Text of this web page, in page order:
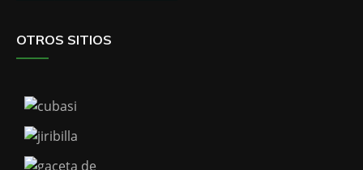
OTROS SITIOS